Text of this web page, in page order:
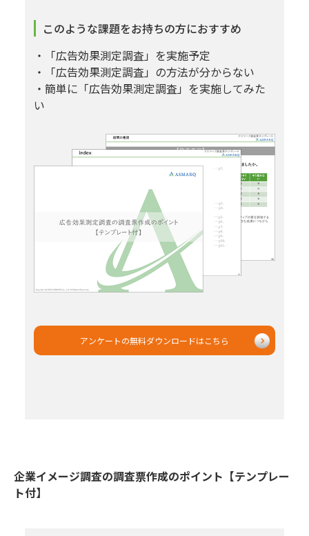
このような課題をお持ちの方におすすめ
・「広告効果測定調査」を実施予定
・「広告効果測定調査」の方法が分からない
・簡単に「広告効果測定調査」を実施してみた
い
アンケートの無料ダウンロードはこちら
企業イメージ調査の調査票作成のポイント【テンプレー
ト付】